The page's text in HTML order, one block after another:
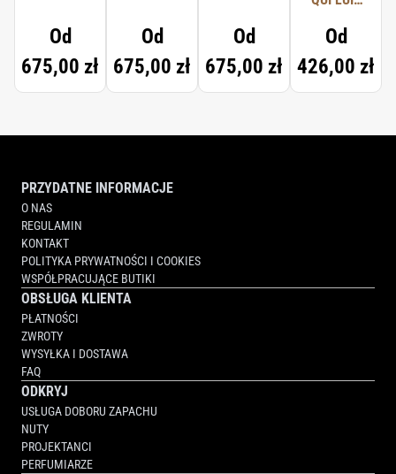
Od
675,00 zł
Od
675,00 zł
Od
675,00 zł
SUBLIME
Od
426,00 zł
PRZYDATNE INFORMACJE
O NAS
REGULAMIN
KONTAKT
POLITYKA PRYWATNOŚCI I COOKIES
WSPÓŁPRACUJĄCE BUTIKI
OBSŁUGA KLIENTA
PŁATNOŚCI
ZWROTY
WYSYŁKA I DOSTAWA
FAQ
ODKRYJ
USŁUGA DOBORU ZAPACHU
NUTY
PROJEKTANCI
PERFUMIARZE